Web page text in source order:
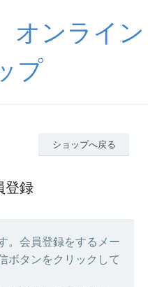
ンライン
プ
ショップへ戻る
登録
。会員登録をするメー
ボタンをクリックして